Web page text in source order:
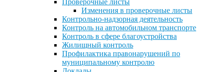
Проверочные листы
Изменения в проверочные листы
Контрольно-надзорная деятельность
Контроль на автомобильном транспорте
Контроль в сфере благоустройства
Жилищный контроль
Профилактика правонарушений по
муниципальному контролю